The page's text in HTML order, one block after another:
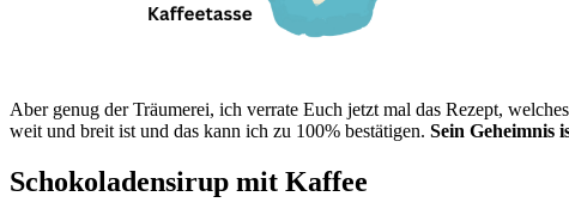
Aber genug der Träumerei, ich verrate Euch jetzt mal das Rezept,
weit und breit ist und das kann ich zu 100% bestätigen. Sein Geheimnis
Schokoladensirup mit Kaffee